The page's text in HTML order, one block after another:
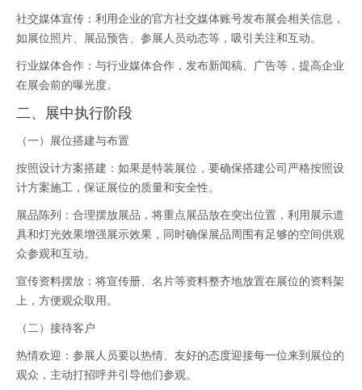
社交媒体宣传：利用企业的官方社交媒体账号发布展会相关信息，
如展位照片、展品预告、参展人员动态等，吸引关注和互动。
行业媒体合作：与行业媒体合作，发布新闻稿、广告等，提高企业
在展会前的曝光度。
二、展中执行阶段
（一）展位搭建与布置
按照设计方案搭建：如果是特装展位，要确保搭建公司严格按照设
计方案施工，保证展位的质量和安全性。
展品陈列：合理摆放展品，将重点展品放在突出位置，利用展示道
具和灯光效果增强展示效果，同时确保展品周围有足够的空间供观
众参观和互动。
宣传资料摆放：将宣传册、名片等资料整齐地放置在展位的资料架
上，方便观众取用。
（二）接待客户
热情欢迎：参展人员要以热情、友好的态度迎接每一位来到展位的
观众，主动打招呼并引导他们参观。